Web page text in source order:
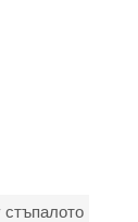
стъпалото